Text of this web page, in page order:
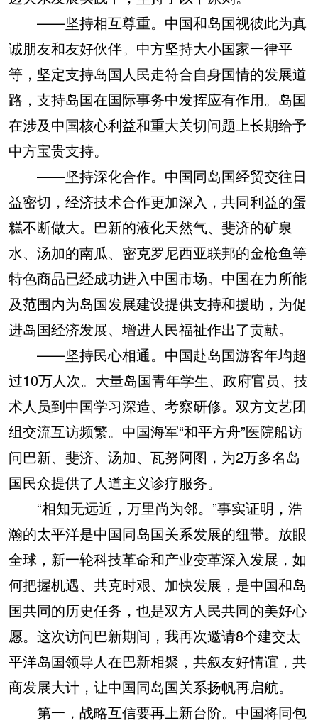
——坚持相互尊重。中国和岛国视彼此为真
诚朋友和友好伙伴。中方坚持大小国家一律平
等，坚定支持岛国人民走符合自身国情的发展道
路，支持岛国在国际事务中发挥应有作用。岛国
在涉及中国核心利益和重大关切问题上长期给予
中方宝贵支持。
——坚持深化合作。中国同岛国经贸交往日
益密切，经济技术合作更加深入，共同利益的蛋
糕不断做大。巴新的液化天然气、斐济的矿泉
水、汤加的南瓜、密克罗尼西亚联邦的金枪鱼等
特色商品已经成功进入中国市场。中国在力所能
及范围内为岛国发展建设提供支持和援助，为促
进岛国经济发展、增进人民福祉作出了贡献。
——坚持民心相通。中国赴岛国游客年均超
过10万人次。大量岛国青年学生、政府官员、技
术人员到中国学习深造、考察研修。双方文艺团
组交流互访频繁。中国海军“和平方舟”医院船访
问巴新、斐济、汤加、瓦努阿图，为2万多名岛
国民众提供了人道主义诊疗服务。
“相知无远近，万里尚为邻。”事实证明，浩
瀚的太平洋是中国同岛国关系发展的纽带。放眼
全球，新一轮科技革命和产业变革深入发展，如
何把握机遇、共克时艰、加快发展，是中国和岛
国共同的历史任务，也是双方人民共同的美好心
愿。这次访问巴新期间，我再次邀请8个建交太
平洋岛国领导人在巴新相聚，共叙友好情谊，共
商发展大计，让中国同岛国关系扬帆再启航。
第一，战略互信要再上新台阶。中国将同包